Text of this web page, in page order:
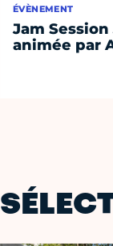
ÉVÈNEMENT
Jam Session
animée par